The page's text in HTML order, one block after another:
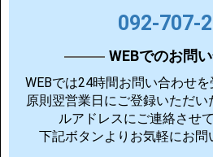
092-707-
WEBでのお問
WEBでは24時間お問い合わせを
原則翌営業日にご登録いただ
ルアドレスにご連絡させ
下記ボタンよりお気軽にお問